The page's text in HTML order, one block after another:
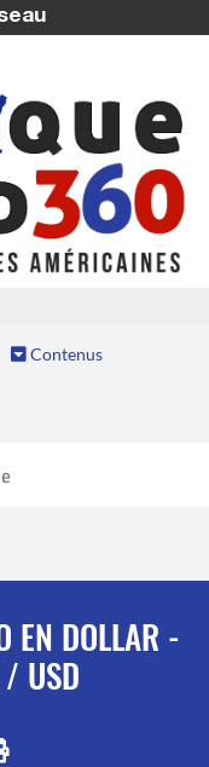
Contenus
EN DOLLAR -
/ USD